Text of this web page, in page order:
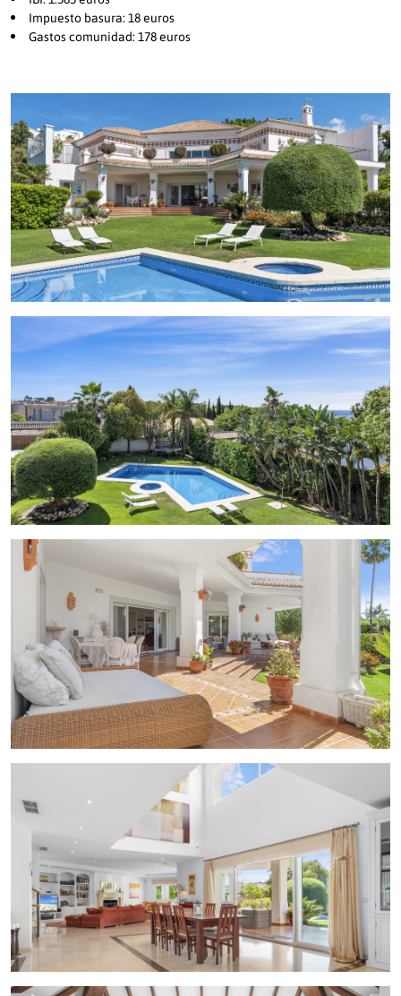
Impuesto basura: 18 euros
Gastos comunidad: 178 euros